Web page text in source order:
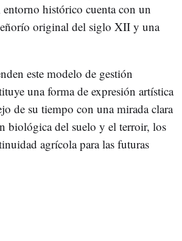
histórico cuenta con un
original del siglo XII y una
este modelo de gestión
una forma de expresión artística
de su tiempo con una mirada clara
biológica del suelo y el terroir, los
agrícola para las futuras